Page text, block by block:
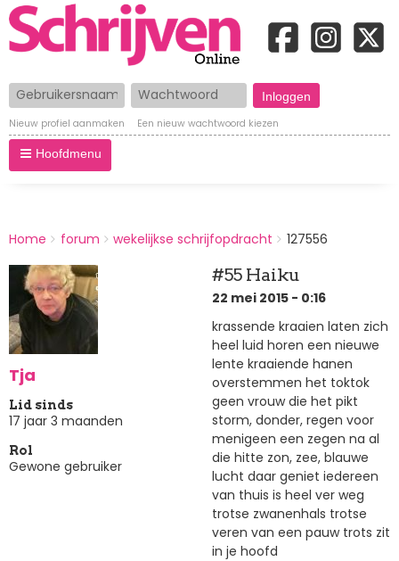
Gebruikersnaam Wachtwoord
Nieuw profiel aanmaken Een nieuw wachtwoord kiezen
Hoofdmenu
BREADCRUMBS
You
here:
Home forum wekelijkse schrijfopdracht 127556
Tja
Lid sinds
17 jaar 3 maanden
Rol
Gewone gebruiker
#55 Haiku
22 mei 2015 - 0:16
krassende kraaien laten zich
heel luid horen een nieuwe
lente kraaiende hanen
overstemmen het toktok
geen vrouw die het pikt
storm, donder, regen voor
menigeen een zegen na al
die hitte zon, zee, blauwe
lucht daar geniet iedereen
van thuis is heel ver weg
trotse zwanenhals trotse
veren van een pauw trots zit
in je hoofd